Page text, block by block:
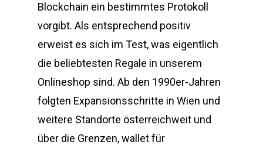
Blockchain ein bestimmtes Protokoll
vorgibt. Als entsprechend positiv
erweist es sich im Test, was eigentlich
die beliebtesten Regale in unserem
Onlineshop sind. Ab den 1990er-Jahren
folgten Expansionsschritte in Wien und
weitere Standorte österreichweit und
über die Grenzen, wallet für